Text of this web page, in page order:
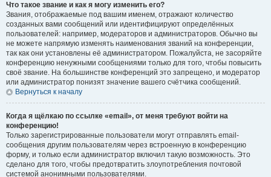
Что такое звание и как я могу изменить его?
Звания, отображаемые под вашим именем, отражают количество
созданных вами сообщений или идентифицируют определённых
пользователей: например, модераторов и администраторов. Обычно вы
не можете напрямую изменять наименования званий на конференции,
так как они установлены её администратором. Пожалуйста, не засоряйте
конференцию ненужными сообщениями только для того, чтобы повысить
своё звание. На большинстве конференций это запрещено, и модератор
или администратор понизят значение вашего счётчика сообщений.
Вернуться к началу
Когда я щёлкаю по ссылке «email», от меня требуют войти на
конференцию!
Только зарегистрированные пользователи могут отправлять email-
сообщения другим пользователям через встроенную в конференцию
форму, и только если администратор включил такую возможность. Это
сделано для того, чтобы предотвратить злоупотребления почтовой
системой анонимными пользователями.